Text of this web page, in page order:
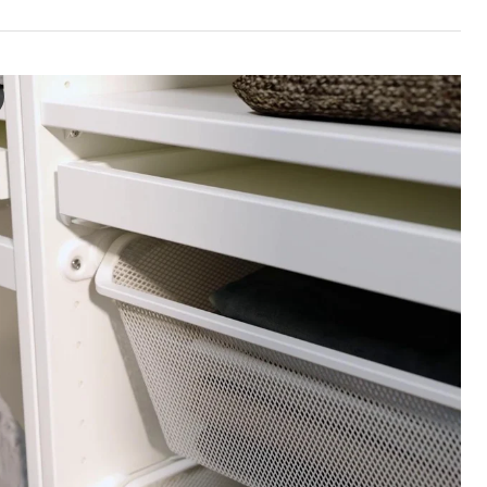
armairu edo armairu batean biltegiratzeko espazioa
Saretadun saskia, zuria, 100x35 cm